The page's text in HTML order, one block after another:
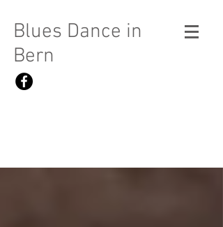
Blues Dance in
Bern